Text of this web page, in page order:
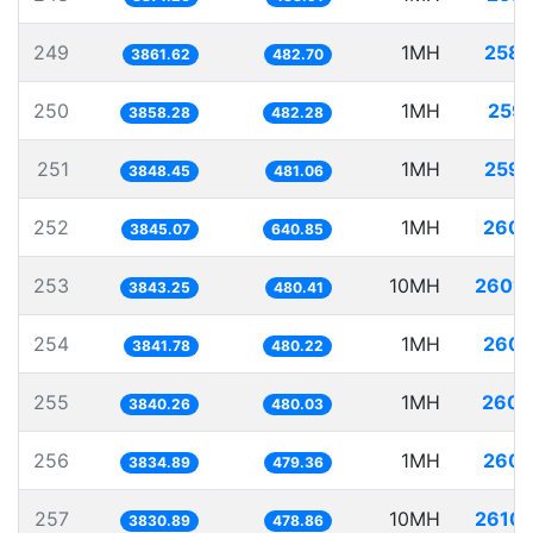
249 3861.62 482.70 1MH
250 3858.28 482.28 1MH
251 3848.45 481.06 1MH
252 3845.07 640.85 1MH
253 3843.25 480.41 10MH
254 3841.78 480.22 1MH
255 3840.26 480.03 1MH
256 3834.89 479.36 1MH
257 3830.89 478.86 10MH